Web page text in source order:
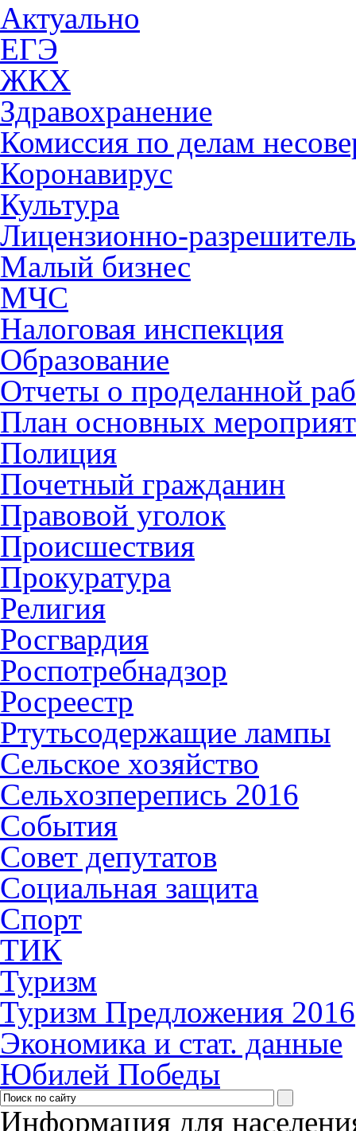
Актуально
ЕГЭ
ЖКХ
Здравохранение
Комиссия по делам
Коронавирус
Культура
Лицензионно-
Малый бизнес
МЧС
Налоговая инспекция
Образование
Отчеты о проделанной
План основных
Полиция
Почетный гражданин
Правовой уголок
Происшествия
Прокуратура
Религия
Росгвардия
Роспотребнадзор
Росреестр
Ртутьсодержащие лампы
Сельское хозяйство
Сельхозперепись 2016
События
Совет депутатов
Социальная защита
Спорт
ТИК
Туризм
Туризм Предложения 2016
Экономика и стат. данные
Юбилей Победы
Информация для